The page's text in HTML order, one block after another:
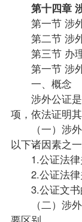
第十四章
第一节 涉外
第二节 涉外
第三节 办理
第一节 涉外
一、概念
涉外公证是
项，依法证明
（一）涉外
以下诸因素之
1.公证法律
2.公证法律
3.公证文书
（二）涉外